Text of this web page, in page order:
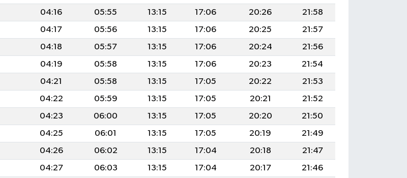
04:16 05:55 13:15 17:06 20:26
21:58
04:17 05:56 13:15 17:06 20:25
21:57
04:18 05:57 13:15 17:06 20:24
21:56
04:19 05:58 13:15 17:06 20:23
21:54
04:21 05:58 13:15 17:05 20:22
21:53
04:22 05:59 13:15 17:05 20:21
21:52
04:23 06:00 13:15 17:05 20:20
21:50
04:25 06:01 13:15 17:05 20:19
21:49
04:26 06:02 13:15 17:04 20:18
21:47
04:27 06:03 13:15 17:04 20:17
21:46